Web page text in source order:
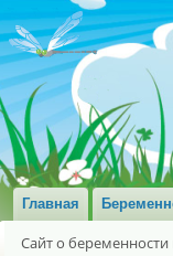
Главная
Сайт о беременности